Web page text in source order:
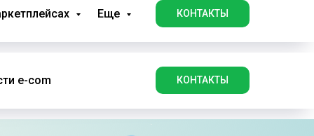
Еще КОНТАКТЫ
e-com КОНТАКТЫ